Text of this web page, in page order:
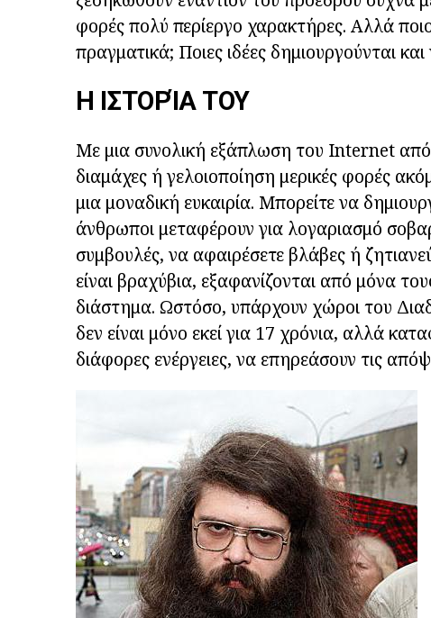
φορές πολύ περίεργο χαρακτήρες. Αλλά
πραγματικά; Ποιες ιδέες δημιουργούνται και
Η ΙΣΤΟΡΊΑ ΤΟΥ
Με μια συνολική εξάπλωση του Internet
διαμάχες ή γελοιοποίηση μερικές φορές
μια μοναδική ευκαιρία. Μπορείτε να
άνθρωποι μεταφέρουν για λογαριασμό
συμβουλές, να αφαιρέσετε βλάβες ή
είναι βραχύβια, εξαφανίζονται από μόνα
διάστημα. Ωστόσο, υπάρχουν χώροι του
δεν είναι μόνο εκεί για 17 χρόνια, αλλά
διάφορες ενέργειες, να επηρεάσουν τις